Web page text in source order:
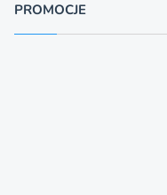
PROMOCJE